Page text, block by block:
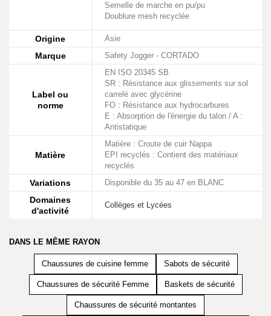
Semelle de marche en pu/pu
Doublure mesh recyclée
Origine Asie
Marque Safety Jogger - CORTADO
Label ou
norme
EN ISO 20345 SB
SR : Résistance aux glissements sur sol
carrelé avec glycérine
FO : Résistance aux hydrocarbures
E : Absorption de l'énergie du talon / A :
Antistatique
Matière
Matière : Croute de cuir Nappa
EPI recyclés : Contient des matériaux
recyclés
Variations Disponible du 35 au 47 en BLANC
Domaines
d'activité
Collèges et Lycées
DANS LE MÊME RAYON
Chaussures de cuisine femme Sabots de sécurité
Chaussures de sécurité Femme Baskets de sécurité
Chaussures de sécurité montantes